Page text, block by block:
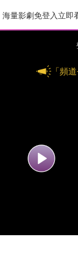
量影劇免登入立即
「頻